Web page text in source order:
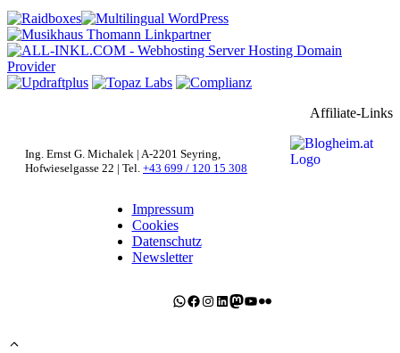
Affiliate-Links
Ing. Ernst G. Michalek | A-2201 Seyring,
Hofwieselgasse 22 | Tel. +43 699 / 120 15 308
Impressum
Cookies
Datenschutz
Newsletter
WhatsApp
Facebook
Instagram
LinkedIn
Mastodon
YouTube
Flickr